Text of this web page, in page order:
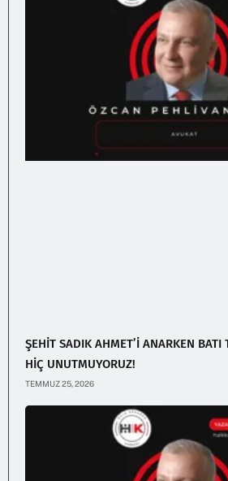
ŞEHİT SADIK AHMET’İ ANARKEN BATI
HİÇ UNUTMUYORUZ!
TEMMUZ 25, 2026